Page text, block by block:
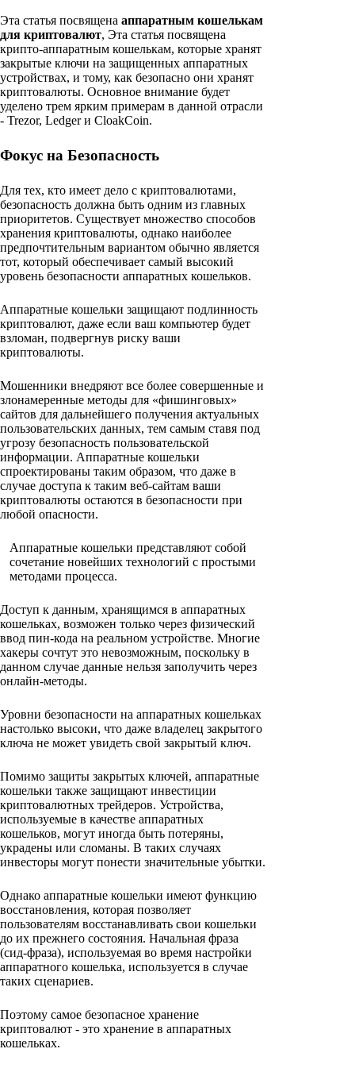
Эта статья посвящена аппаратным кошелькам
для криптовалют, Эта статья посвящена
крипто-аппаратным кошелькам, которые хранят
закрытые ключи на защищенных аппаратных
устройствах, и тому, как безопасно они хранят
криптовалюты. Основное внимание будет
уделено трем ярким примерам в данной отрасли
- Trezor, Ledger и CloakCoin.
Фокус на Безопасность
Для тех, кто имеет дело с криптовалютами,
безопасность должна быть одним из главных
приоритетов. Существует множество способов
хранения криптовалюты, однако наиболее
предпочтительным вариантом обычно является
тот, который обеспечивает самый высокий
уровень безопасности аппаратных кошельков.
Аппаратные кошельки защищают подлинность
криптовалют, даже если ваш компьютер будет
взломан, подвергнув риску ваши
криптовалюты.
Мошенники внедряют все более совершенные и
злонамеренные методы для «фишинговых»
сайтов для дальнейшего получения актуальных
пользовательских данных, тем самым ставя под
угрозу безопасность пользовательской
информации. Аппаратные кошельки
спроектированы таким образом, что даже в
случае доступа к таким веб-сайтам ваши
криптовалюты остаются в безопасности при
любой опасности.
Аппаратные кошельки представляют собой
сочетание новейших технологий с простыми
методами процесса.
Доступ к данным, хранящимся в аппаратных
кошельках, возможен только через физический
ввод пин-кода на реальном устройстве. Многие
хакеры сочтут это невозможным, поскольку в
данном случае данные нельзя заполучить через
онлайн-методы.
Уровни безопасности на аппаратных кошельках
настолько высоки, что даже владелец закрытого
ключа не может увидеть свой закрытый ключ.
Помимо защиты закрытых ключей, аппаратные
кошельки также защищают инвестиции
криптовалютных трейдеров. Устройства,
используемые в качестве аппаратных
кошельков, могут иногда быть потеряны,
украдены или сломаны. В таких случаях
инвесторы могут понести значительные убытки.
Однако аппаратные кошельки имеют функцию
восстановления, которая позволяет
пользователям восстанавливать свои кошельки
до их прежнего состояния. Начальная фраза
(сид-фраза), используемая во время настройки
аппаратного кошелька, используется в случае
таких сценариев.
Поэтому самое безопасное хранение
криптовалют - это хранение в аппаратных
кошельках.